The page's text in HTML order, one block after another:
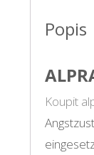
Popis
Koupit